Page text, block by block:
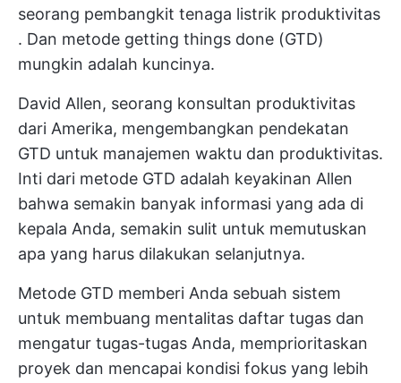
seorang pembangkit tenaga listrik produktivitas
. Dan metode getting things done (GTD)
mungkin adalah kuncinya.
David Allen, seorang konsultan produktivitas
dari Amerika, mengembangkan pendekatan
GTD untuk manajemen waktu dan produktivitas.
Inti dari metode GTD adalah keyakinan Allen
bahwa semakin banyak informasi yang ada di
kepala Anda, semakin sulit untuk memutuskan
apa yang harus dilakukan selanjutnya.
Metode GTD memberi Anda sebuah sistem
untuk membuang mentalitas daftar tugas dan
mengatur tugas-tugas Anda, memprioritaskan
proyek dan mencapai kondisi fokus yang lebih